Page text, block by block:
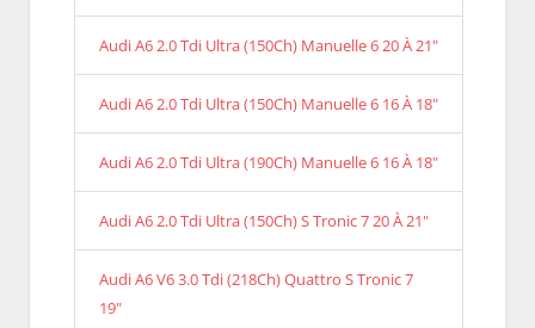
Audi A6 2.0 Tdi Ultra (150Ch) Manuelle 6 20 À 21"
Audi A6 2.0 Tdi Ultra (150Ch) Manuelle 6 16 À 18"
Audi A6 2.0 Tdi Ultra (190Ch) Manuelle 6 16 À 18"
Audi A6 2.0 Tdi Ultra (150Ch) S Tronic 7 20 À 21"
Audi A6 V6 3.0 Tdi (218Ch) Quattro S Tronic 7
19"